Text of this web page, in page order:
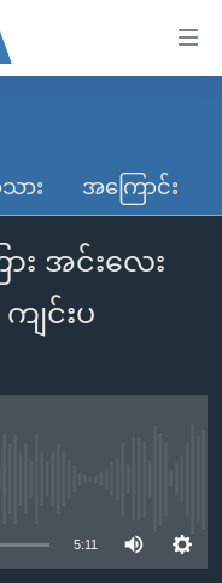
ား အကြောင်း
း အင်းလေး
ျင်းပ
5:11